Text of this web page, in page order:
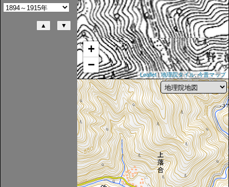
+
−
Leaflet|地理院タイル,今昔マップ